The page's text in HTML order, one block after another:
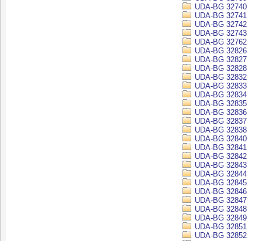
UDA-BG 32740
UDA-BG 32741
UDA-BG 32742
UDA-BG 32743
UDA-BG 32762
UDA-BG 32826
UDA-BG 32827
UDA-BG 32828
UDA-BG 32832
UDA-BG 32833
UDA-BG 32834
UDA-BG 32835
UDA-BG 32836
UDA-BG 32837
UDA-BG 32838
UDA-BG 32840
UDA-BG 32841
UDA-BG 32842
UDA-BG 32843
UDA-BG 32844
UDA-BG 32845
UDA-BG 32846
UDA-BG 32847
UDA-BG 32848
UDA-BG 32849
UDA-BG 32851
UDA-BG 32852